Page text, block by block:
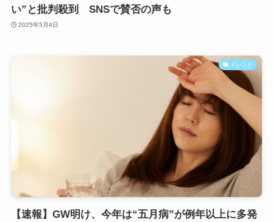
い”と批判殺到 SNSで賛否の声も
2025年5月4日
トレンド
【速報】GW明け、今年は“五月病”が例年以上に多発